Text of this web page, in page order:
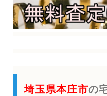
埼玉県本庄市の